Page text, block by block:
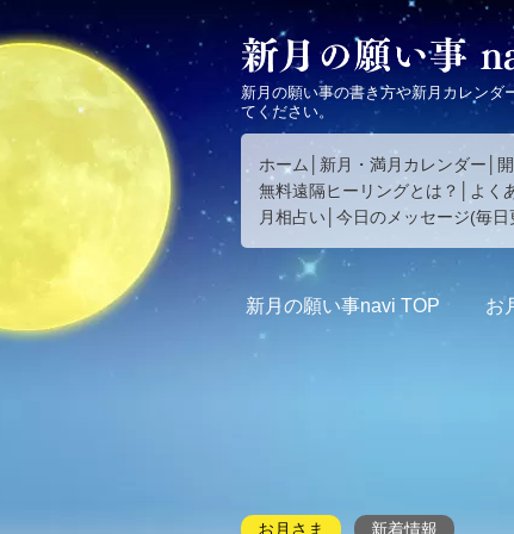
新月の願い事の書き方や新月カレンダ
てください。
ホーム 新月・満月カレンダー
無料遠隔ヒーリングとは？
よく
月相占い 今日のメッセージ(毎日
新月の願い事navi TOP お
お月さま 新着情報